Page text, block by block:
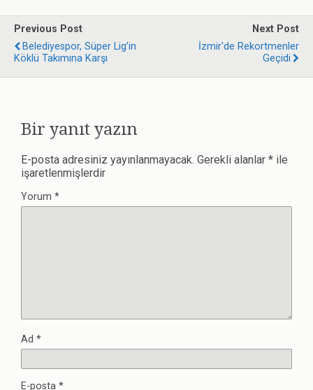
Previous Post
Belediyespor, Süper Lig’in
Köklü Takımına Karşı
Next Post
İzmir'de Rekortmenler
Geçidi
Bir yanıt yazın
E-posta adresiniz yayınlanmayacak. Gerekli alanlar * ile
işaretlenmişlerdir
Yorum *
Ad *
E-posta *